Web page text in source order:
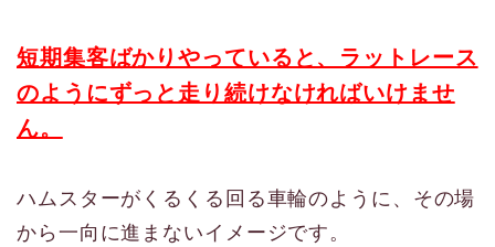
短期集客ばかりやっていると、ラットレース
のようにずっと走り続けなければいけませ
ん。
ハムスターがくるくる回る車輪のように、その場
から一向に進まないイメージです。